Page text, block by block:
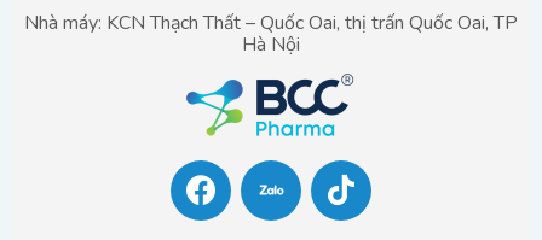
Nhà máy: KCN Thạch Thất – Quốc Oai, thị trấn Quốc Oai, TP
Hà Nội
F
a
c
i
k